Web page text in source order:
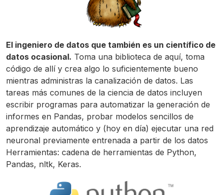
El ingeniero de datos que también es un científico de
datos ocasional. Toma una biblioteca de aquí, toma
código de allí y crea algo lo suficientemente bueno
mientras administras la canalización de datos. Las
tareas más comunes de la ciencia de datos incluyen
escribir programas para automatizar la generación de
informes en Pandas, probar modelos sencillos de
aprendizaje automático y (hoy en día) ejecutar una red
neuronal previamente entrenada a partir de los datos
Herramientas: cadena de herramientas de Python,
Pandas, nltk, Keras.